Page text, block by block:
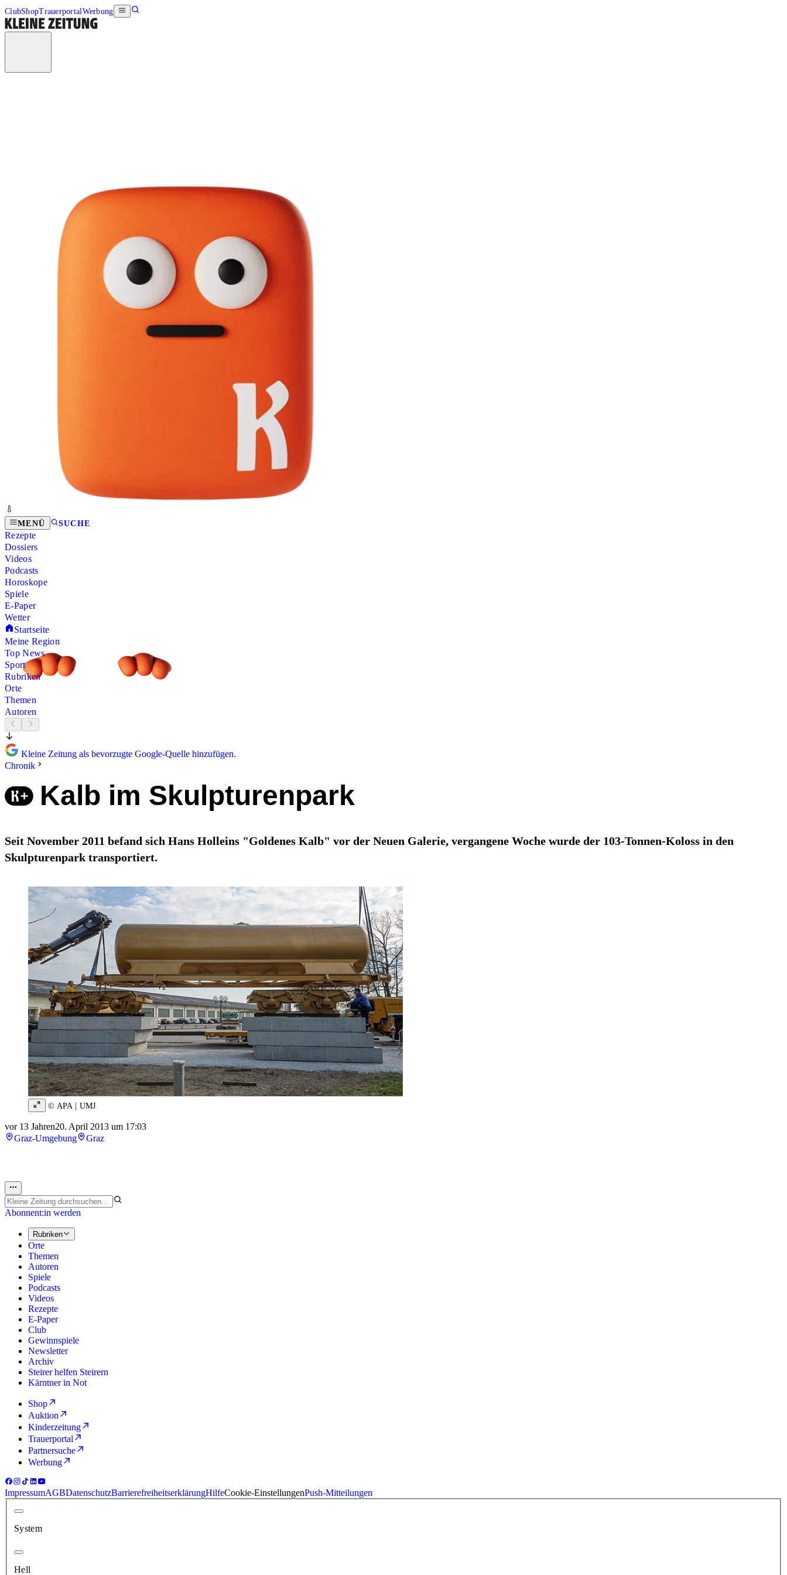
ClubShopTrauerportalWerbung
MENÜ SUCHE
Rezepte
Dossiers
Videos
Podcasts
Horoskope
Spiele
E-Paper
Wetter
Startseite
Meine Region
Top News
Sport
Rubriken
Orte
Themen
Autoren
Kleine Zeitung als bevorzugte Google-Quelle hinzufügen.
Chronik
Kalb im Skulpturenpark
Seit November 2011 befand sich Hans Holleins "Goldenes Kalb" vor der Neuen Galerie, vergangene Woche wurde der 103-Tonnen-Koloss in den
Skulpturenpark transportiert.
© APA | UMJ
vor 13 Jahren20. April 2013 um 17:03
Graz-Umgebung
Graz
Abonnent:in werden
Rubriken
Orte
Themen
Autoren
Spiele
Podcasts
Videos
Rezepte
E-Paper
Club
Gewinnspiele
Newsletter
Archiv
Steirer helfen Steirern
Kärntner in Not
Shop
Auktion
Kinderzeitung
Trauerportal
Partnersuche
Werbung
ImpressumAGBDatenschutzBarrierefreiheitserklärungHilfeCookie-EinstellungenPush-Mitteilungen
System
Hell